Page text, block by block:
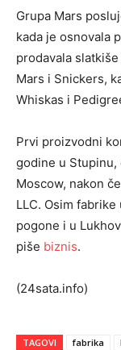
Grupa Mars
kada je osnovala
prodavala
Mars i Snickers,
Whiskas i
Prvi proizvodni
godine u
Moscow, nakon
LLC. Osim
pogone i u
piše biznis.
(24sata.info)
TAGOVI fabrika